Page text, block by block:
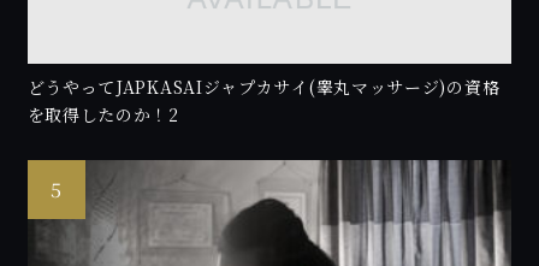
どうやってJAPKASAIジャプカサイ(睾丸マッサージ)の資格
を取得したのか！2